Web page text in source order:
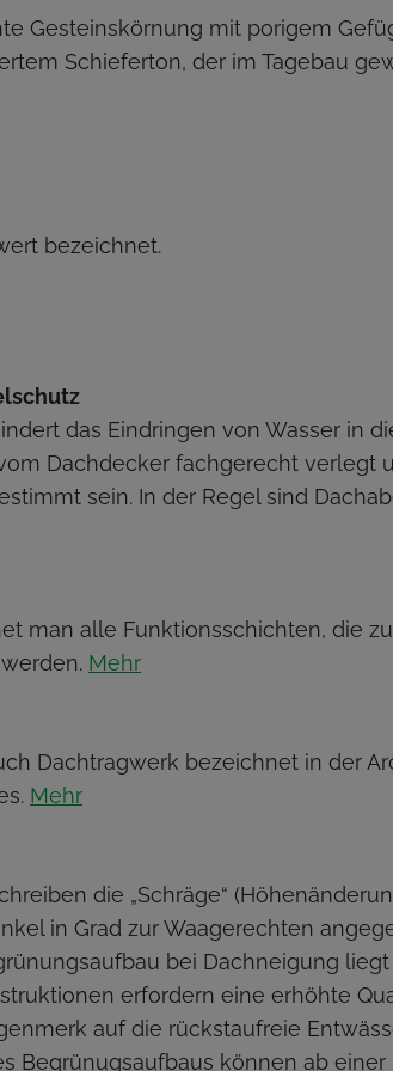
Gesteinskörnung mit porigem
Schieferton, der im Tagebau
bezeichnet.
das Eindringen von Wasser in
Dachdecker fachgerecht verlegt
sein. In der Regel sind
man alle Funktionsschichten, die
Mehr
Dachtragwerk bezeichnet in der
Mehr
die „Schräge“
in Grad zur Waagerechten
bei Dachneigung liegt
erfordern eine erhöhte
auf die rückstaufreie
Begrünugsaufbaus können ab einer